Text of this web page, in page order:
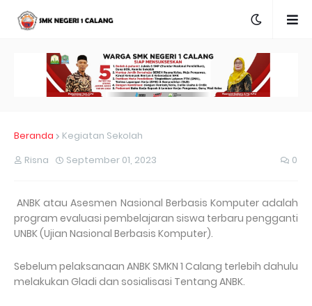
Beranda
Kegiatan Sekolah
Risna
September 01, 2023 0
ANBK atau Asesmen Nasional Berbasis Komputer adalah
program evaluasi pembelajaran siswa terbaru pengganti
UNBK (Ujian Nasional Berbasis Komputer).
Sebelum pelaksanaan ANBK SMKN 1 Calang terlebih dahulu
melakukan Gladi dan sosialisasi Tentang ANBK.